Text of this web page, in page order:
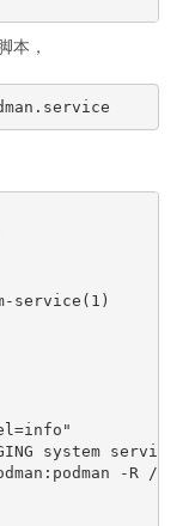
本，
service(1)
system service
-R /run/